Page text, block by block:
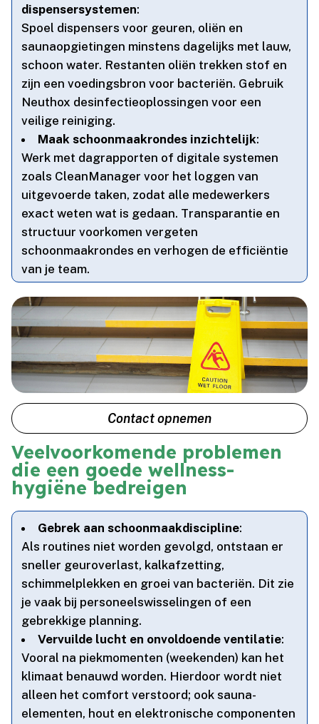
dispensersystemen:
Spoel dispensers voor geuren, oliën en
saunaopgietingen minstens dagelijks met lauw,
schoon water.​ Restanten oliën trekken stof en
zijn een voedingsbron voor bacteriën.​ Gebruik
Neuthox desinfectieoplossingen voor een
veilige reiniging.​
Maak schoonmaakrondes inzichtelijk:
Werk met dagrapporten of digitale systemen
zoals CleanManager voor het loggen van
uitgevoerde taken, zodat alle medewerkers
exact weten wat is gedaan.​ Transparantie en
structuur voorkomen vergeten
schoonmaakrondes en verhogen de efficiëntie
van je team.​
Contact opnemen
Veelvoorkomende problemen
die een goede wellness-
hygiëne bedreigen
Gebrek aan schoonmaakdiscipline:
Als routines niet worden gevolgd, ontstaan er
sneller geuroverlast, kalkafzetting,
schimmelplekken en groei van bacteriën.​ Dit zie
je vaak bij personeelswisselingen of een
gebrekkige planning.​
Vervuilde lucht en onvoldoende ventilatie:
Vooral na piekmomenten (weekenden) kan het
klimaat benauwd worden.​ Hierdoor wordt niet
alleen het comfort verstoord; ook sauna-
elementen, hout en elektronische componenten